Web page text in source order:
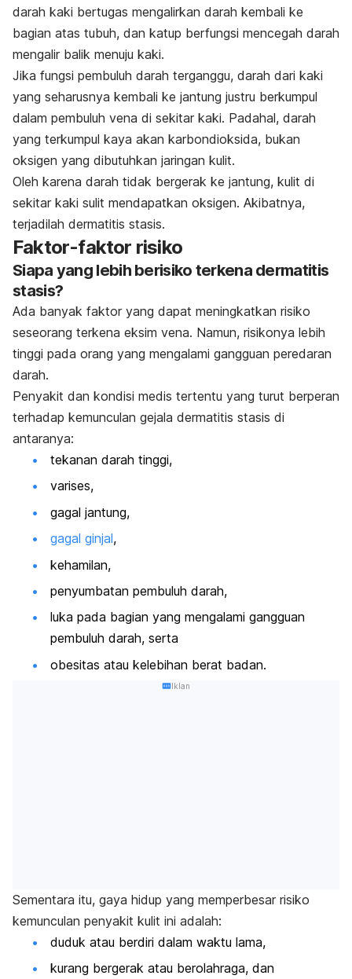
darah kaki bertugas mengalirkan darah kembali ke
bagian atas tubuh, dan katup berfungsi mencegah darah
mengalir balik menuju kaki.
Jika fungsi pembuluh darah terganggu, darah dari kaki
yang seharusnya kembali ke jantung justru berkumpul
dalam pembuluh vena di sekitar kaki. Padahal, darah
yang terkumpul kaya akan karbondioksida, bukan
oksigen yang dibutuhkan jaringan kulit.
Oleh karena darah tidak bergerak ke jantung, kulit di
sekitar kaki sulit mendapatkan oksigen. Akibatnya,
terjadilah dermatitis stasis.
Faktor-faktor risiko
Siapa yang lebih berisiko terkena dermatitis
stasis?
Ada banyak faktor yang dapat meningkatkan risiko
seseorang terkena eksim vena. Namun, risikonya lebih
tinggi pada orang yang mengalami gangguan peredaran
darah.
Penyakit dan kondisi medis tertentu yang turut berperan
terhadap kemunculan gejala dermatitis stasis di
antaranya:
tekanan darah tinggi,
varises,
gagal jantung,
gagal ginjal,
kehamilan,
penyumbatan pembuluh darah,
luka pada bagian yang mengalami gangguan
pembuluh darah, serta
obesitas atau kelebihan berat badan.
Iklan
Sementara itu, gaya hidup yang memperbesar risiko
kemunculan penyakit kulit ini adalah:
duduk atau berdiri dalam waktu lama,
kurang bergerak atau berolahraga, dan